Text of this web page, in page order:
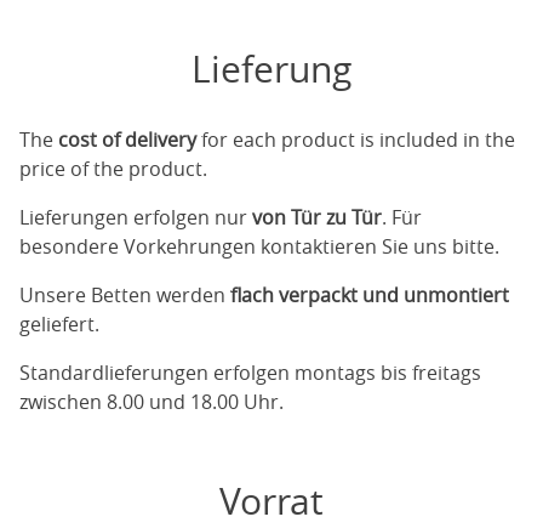
Lieferung
The cost of deliveryfor each product is included in the
price of the product.
Lieferungen erfolgen nurvon Tür zu Tür. Für
besondere Vorkehrungen kontaktieren Sie uns bitte.
Unsere Betten werden flach verpackt und unmontiert
geliefert.
Standardlieferungen erfolgen montags bis freitags
zwischen 8.00 und 18.00 Uhr.
Vorrat